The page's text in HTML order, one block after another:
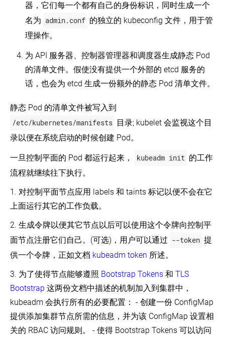
器，它们每一个都有自己的身份标识，同时生成一个
名为 admin.conf 的独立的 kubeconfig 文件，用于管
理操作。
为 API 服务器、控制器管理器和调度器生成静态 Pod
的清单文件。假使没有提供一个外部的 etcd 服务的
话，也会为 etcd 生成一份额外的静态 Pod 清单文件。
静态 Pod 的清单文件被写入到
/etc/kubernetes/manifests 目录; kubelet 会监视这个目
录以便在系统启动的时候创建 Pod。
一旦控制平面的 Pod 都运行起来， kubeadm init 的工作
流程就继续往下执行。
1. 对控制平面节点应用 labels 和 taints 标记以便不会在它
上面运行其它的工作负载。
2. 生成令牌以便其它节点以后可以使用这个令牌向控制平
面节点注册它们自己。(可选)，用户可以通过 --token 提
供一个令牌，正如文档 kubeadm token 所述。
3. 为了使得节点能够遵照 Bootstrap Tokens 和 TLS
Bootstrap 这两份文档中描述的机制加入到集群中，
kubeadm 会执行所有的必要配置： - 创建一份 ConfigMap
提供添加集群节点所需的信息，并为该 ConfigMap 设置相
关的 RBAC 访问规则。 - 使得 Bootstrap Tokens 可以访问